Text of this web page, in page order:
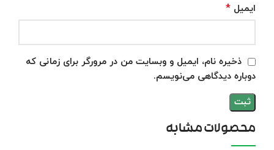
ایمیل *
ذخیره نام، ایمیل و وبسایت من در مرورگر برای زمانی که
دوباره دیدگاهی می‌نویسم.
محصولات مشابه